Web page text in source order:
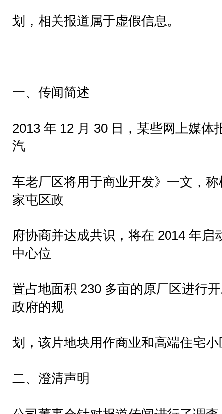
划，相关报道属于虚假信息。
一、传闻简述
2013 年 12 月 30 日，某些网上媒体
汽
车老厂区将用于商业开发》一文，
家屯区政
府协商并达成共识，将在 2014 年启
中心位
置占地面积 230 多亩的原厂区进行
政府的规
划，该片地块用作商业和高端住宅
二、澄清声明